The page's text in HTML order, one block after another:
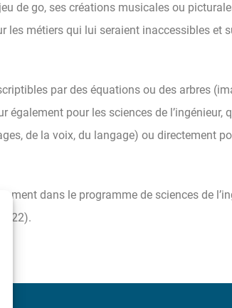
de go, ses créations musicales ou
métiers qui lui seraient inaccessibles et
par des équations ou des arbres
pour les sciences de l’ingénieur,
de la voix, du langage) ou directement
dans le programme de sciences de